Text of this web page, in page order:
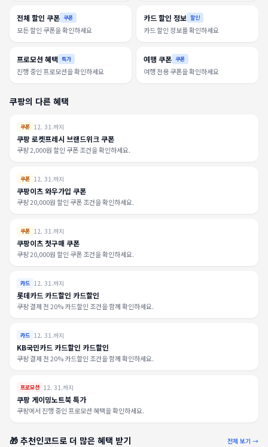
전체 할인 쿠폰 쿠폰
모든 할인 쿠폰을 확인하세요
카드 할인 정보 할인
카드 할인 정보를 확인하세요
프로모션 혜택 특가
진행 중인 프로모션을 확인하세요
여행 쿠폰 쿠폰
여행 전용 쿠폰을 확인하세요
쿠팡의 다른 혜택
쿠폰 12. 31.까지
쿠팡 로켓프레시 브랜드위크 쿠폰
쿠팡 2,000원 할인 쿠폰 조건을 확인하세요.
쿠폰 12. 31.까지
쿠팡이츠 와우가입 쿠폰
쿠팡 20,000원 할인 쿠폰 조건을 확인하세요.
쿠폰 12. 31.까지
쿠팡이츠 첫구매 쿠폰
쿠팡 20,000원 할인 쿠폰 조건을 확인하세요.
카드 12. 31.까지
롯데카드 카드할인 카드할인
쿠팡 결제 전 20% 카드할인 조건을 함께 확인하세요.
카드 12. 31.까지
KB국민카드 카드할인 카드할인
쿠팡 결제 전 20% 카드할인 조건을 함께 확인하세요.
프로모션 12. 31.까지
쿠팡 게이밍노트북 특가
쿠팡에서 진행 중인 프로모션 혜택을 확인하세요.
🎁 추천인코드로 더 많은 혜택 받기 전체 보기 →